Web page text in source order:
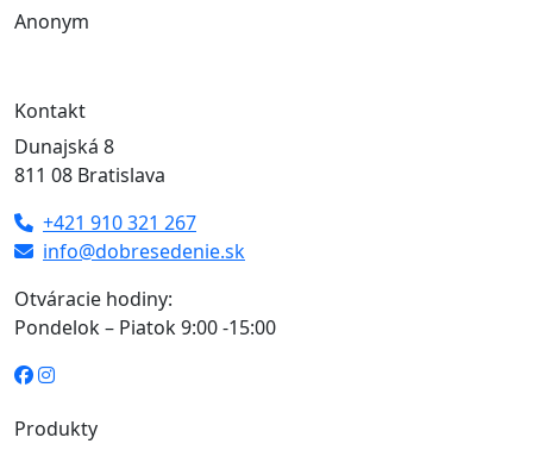
Anonym
Kontakt
Dunajská 8
811 08 Bratislava
+421 910 321 267
info@dobresedenie.sk
Otváracie hodiny:
Pondelok – Piatok 9:00 -15:00
Produkty